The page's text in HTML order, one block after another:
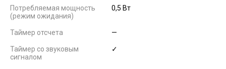
Потребляемая мощность
(режим ожидания)
0,5 Вт
Таймер отсчета —
Таймер со звуковым
сигналом
✓